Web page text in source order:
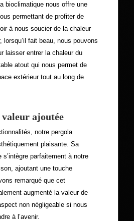
bioclimatique nous offre une
permettant de profiter de
à nous soucier de la chaleur
fait beau, nous pouvons
laisser entrer la chaleur du
atout qui nous permet de
extérieur tout au long de
ajoutée
notre pergola
plaisante. Sa
s’intègre parfaitement à notre
ajoutant une touche
remarqué que cet
augmenté la valeur de
non négligeable si nous
à l’avenir.